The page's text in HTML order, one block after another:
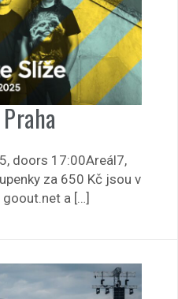
doors 17:00Areál7,
za 650 Kč jsou v
a […]